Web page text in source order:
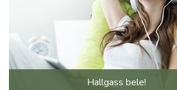
Hallgass bele!